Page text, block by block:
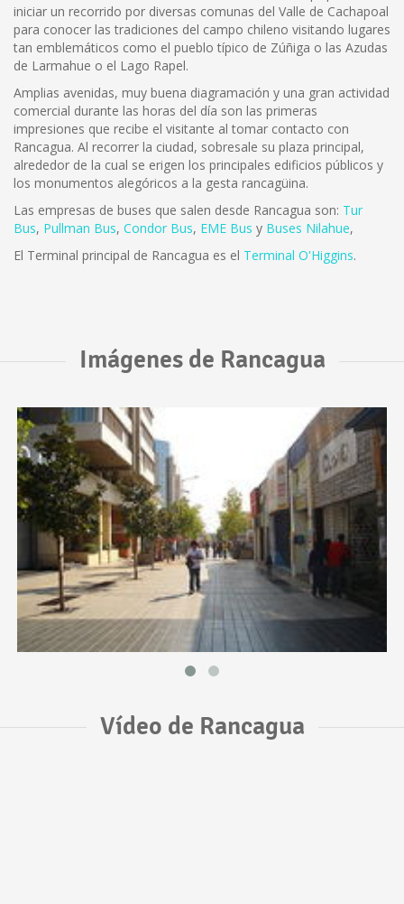
iniciar un recorrido por diversas comunas del Valle de Cachapoal
para conocer las tradiciones del campo chileno visitando lugares
tan emblemáticos como el pueblo típico de Zúñiga o las Azudas
de Larmahue o el Lago Rapel.
Amplias avenidas, muy buena diagramación y una gran actividad
comercial durante las horas del día son las primeras
impresiones que recibe el visitante al tomar contacto con
Rancagua. Al recorrer la ciudad, sobresale su plaza principal,
alrededor de la cual se erigen los principales edificios públicos y
los monumentos alegóricos a la gesta rancagüina.
Las empresas de buses que salen desde Rancagua son: Tur
Bus, Pullman Bus, Condor Bus, EME Bus y Buses Nilahue,
El Terminal principal de Rancagua es el Terminal O'Higgins.
Imágenes de Rancagua
Vídeo de Rancagua